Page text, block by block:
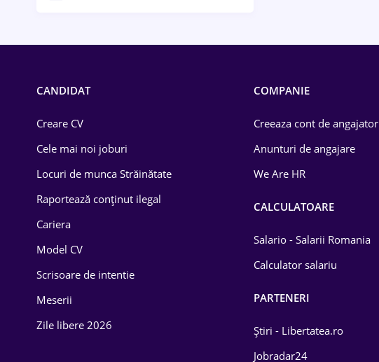
Drept
Educație / Training
Energetică
Farma
CANDIDAT
Creare CV
Cele mai noi joburi
Locuri de munca Străinătate
Raportează conținut ilegal
Cariera
Model CV
Scrisoare de intentie
Meserii
Zile libere 2026
COMPANIE
Creeaza cont de angajator
Anunturi de angajare
We Are HR
CALCULATOARE
Salario - Salarii Romania
Calculator salariu
PARTENERI
Știri - Libertatea.ro
Jobradar24